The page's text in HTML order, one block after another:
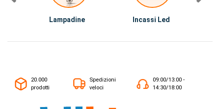
Lampadine Incassi Led
20.000
prodotti
Spedizioni
veloci
09:00/13:00 -
14:30/18:00